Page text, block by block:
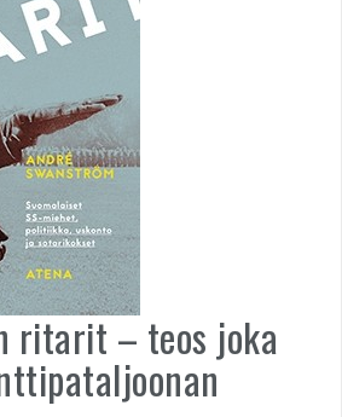
ritarit – teos joka